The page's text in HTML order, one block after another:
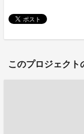
このプロジェクト